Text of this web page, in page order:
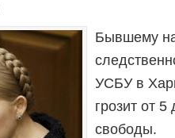
Бывшему
УСБУ в
грозит от
свободы.